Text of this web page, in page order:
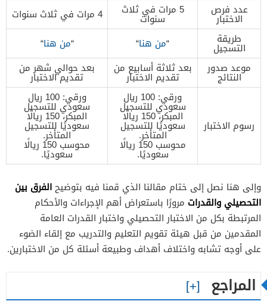
عدد فرص
الاختبار
5 مرات في ثلاث
سنوات
4 مرات في ثلاث سنوات
طريقة
التسجيل “من هنا“
“من هنا“
موعد صدور
النتائج
بعد ثلاثة أسابيع من
تقديم الاختبار
بعد حوالي شهر من
تقديم الاختبار
رسوم الاختبار
ورقي: 100 ريال
سعودي للتسجيل
المبكر، 150 ريالًا
سعوديًا للتسجيل
المتأخر.
محوسب 150 ريالًا
سعوديًا.
ورقي: 100 ريال
سعودي للتسجيل
المبكر، 150 ريالًا
سعوديًا للتسجيل
المتأخر.
محوسب 150 ريالًا
سعوديًا.
وإلى هنا نصل إلى ختام مقالنا الذي قمنا فيه بتوضيحالفرق بين
التحصيلي والقدرات مرورًا باستعراض أهم الإجراءات والأحكام
المرتبطة بكل من الاختبار التحصيلي واختبار القدرات العامة
المقدمين من قبل هيئة تقويم التعليم والتدريب مع إلقاء الضوء
على أوجه تشابه واختلاف أهداف وطبيعة أسئلة كل من الاختبارين.
المراجع